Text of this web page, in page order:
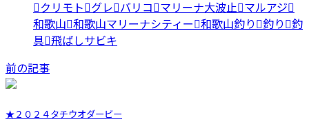
クリモト グレ バリコ マリーナ大波止 マルアジ
和歌山 和歌山マリーナシティー 和歌山釣り 釣り 釣
具 飛ばしサビキ
前の記事
★２０２４タチウオダービー